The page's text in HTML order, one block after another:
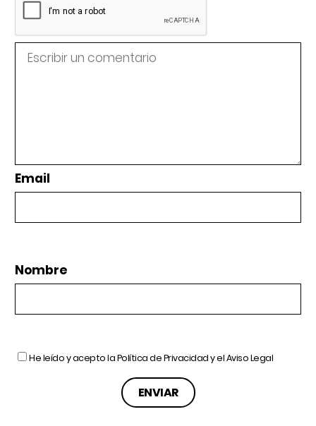
Email
Nombre
He leído y acepto laPolítica de Privacidady elAviso Legal